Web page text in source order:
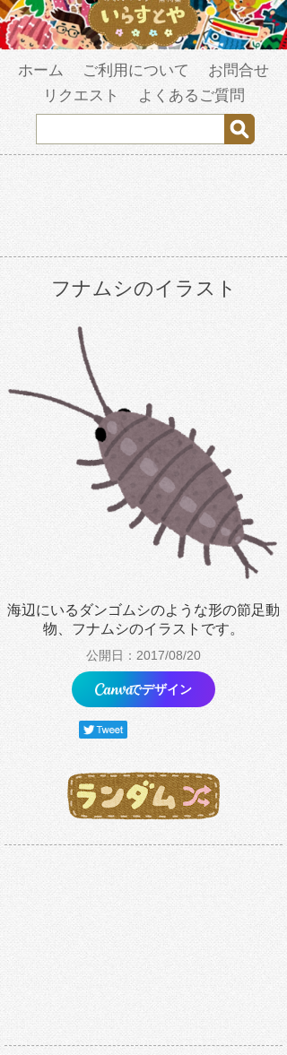
ホーム ご利用について
お問合せ
リクエスト
よくあるご質問
フナムシのイラスト
海辺にいるダンゴムシのような形の節足動
物、フナムシのイラストです。
公開日：2017/08/20
でデザイン